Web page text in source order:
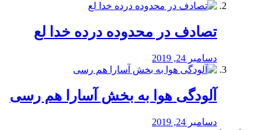
تصادف در محدوده درده خدا لع
دسامبر 24, 2019
آلودگی هوا به بخش آسارا هم رسی
دسامبر 24, 2019